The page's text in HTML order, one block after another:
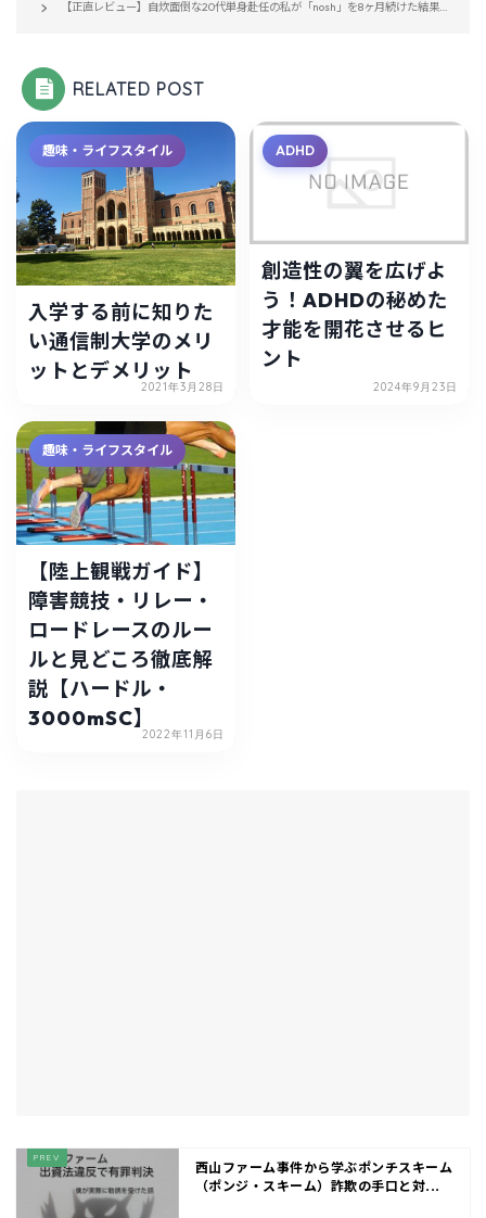
【正直レビュー】自炊面倒な20代単身赴任の私が「nosh」を8ヶ月続けた結果…
RELATED POST
趣味・ライフスタイル
入学する前に知りた
い通信制大学のメリ
ットとデメリット
2021年3月28日
ADHD
創造性の翼を広げよ
う！ADHDの秘めた
才能を開花させるヒ
ント
2024年9月23日
趣味・ライフスタイル
【陸上観戦ガイド】
障害競技・リレー・
ロードレースのルー
ルと見どころ徹底解
説【ハードル・
3000mSC】
2022年11月6日
西山ファーム事件から学ぶポンチスキーム
（ポンジ・スキーム）詐欺の手口と対...